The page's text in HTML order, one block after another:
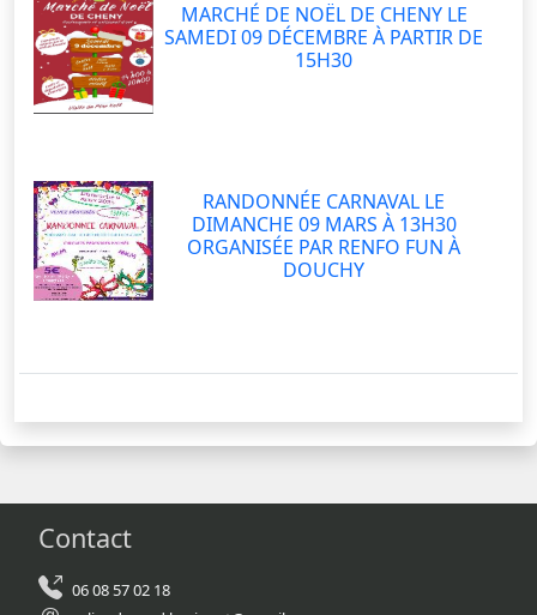
MARCHÉ DE NOËL DE CHENY LE
SAMEDI 09 DÉCEMBRE À PARTIR DE
15H30
RANDONNÉE CARNAVAL LE
DIMANCHE 09 MARS À 13H30
ORGANISÉE PAR RENFO FUN À
DOUCHY
Contact
06 08 57 02 18